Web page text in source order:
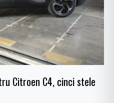
Citroen C4, cinci stele